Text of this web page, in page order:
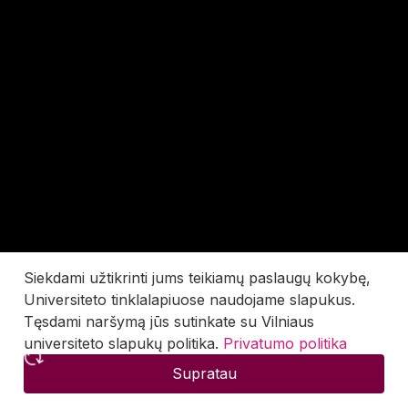
Siekdami užtikrinti jums teikiamų paslaugų kokybę,
Universiteto tinklalapiuose naudojame slapukus.
Tęsdami naršymą jūs sutinkate su Vilniaus
universiteto slapukų politika. Privatumo politika
Supratau